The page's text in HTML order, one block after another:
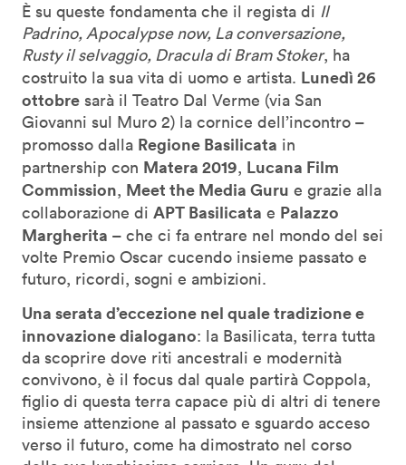
È su queste fondamenta che il regista di Il
Padrino, Apocalypse now, La conversazione,
Rusty il selvaggio, Dracula di Bram Stoker, ha
costruito la sua vita di uomo e artista. Lunedì 26
ottobre sarà il Teatro Dal Verme (via San
Giovanni sul Muro 2) la cornice dell’incontro –
promosso dalla Regione Basilicata in
partnership con Matera 2019, Lucana Film
Commission, Meet the Media Guru e grazie alla
collaborazione di APT Basilicata e Palazzo
Margherita – che ci fa entrare nel mondo del sei
volte Premio Oscar cucendo insieme passato e
futuro, ricordi, sogni e ambizioni.
Una serata d’eccezione nel quale tradizione e
innovazione dialogano: la Basilicata, terra tutta
da scoprire dove riti ancestrali e modernità
convivono, è il focus dal quale partirà Coppola,
figlio di questa terra capace più di altri di tenere
insieme attenzione al passato e sguardo acceso
verso il futuro, come ha dimostrato nel corso